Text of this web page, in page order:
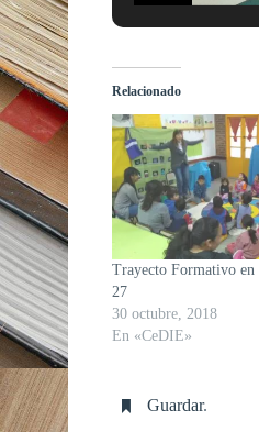
Relacionado
Trayecto Formativo en
27
30 octubre, 2018
En «CeDIE»
Guardar.